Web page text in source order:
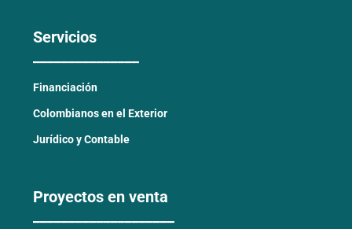
Servicios
Financiación
Colombianos en el Exterior
Jurídico y Contable
Proyectos en venta